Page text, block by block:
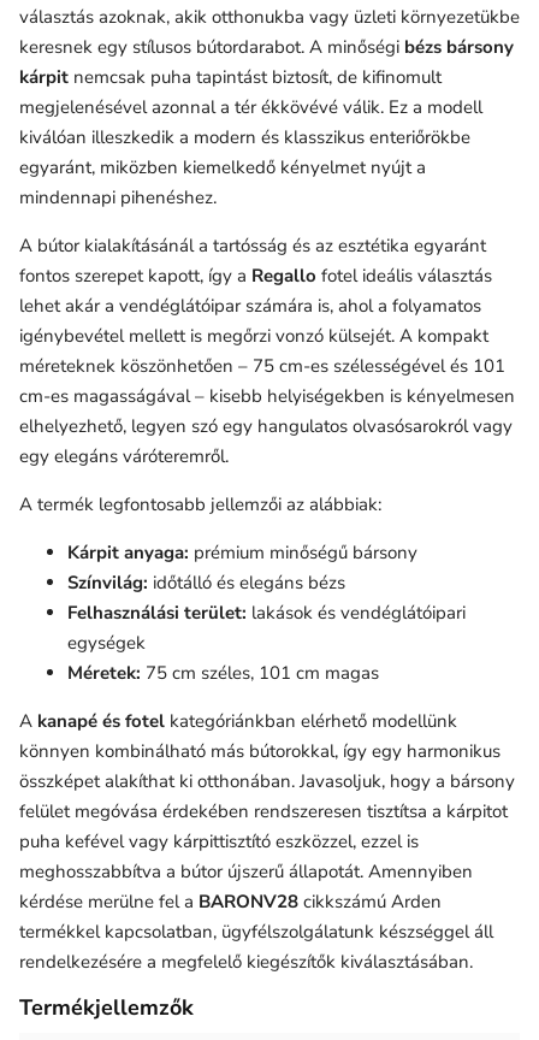
választás azoknak, akik otthonukba vagy üzleti környezetükbe
keresnek egy stílusos bútordarabot. A minőségi bézs bársony
kárpit nemcsak puha tapintást biztosít, de kifinomult
megjelenésével azonnal a tér ékkövévé válik. Ez a modell
kiválóan illeszkedik a modern és klasszikus enteriőrökbe
egyaránt, miközben kiemelkedő kényelmet nyújt a
mindennapi pihenéshez.
A bútor kialakításánál a tartósság és az esztétika egyaránt
fontos szerepet kapott, így a Regallo fotel ideális választás
lehet akár a vendéglátóipar számára is, ahol a folyamatos
igénybevétel mellett is megőrzi vonzó külsejét. A kompakt
méreteknek köszönhetően – 75 cm-es szélességével és 101
cm-es magasságával – kisebb helyiségekben is kényelmesen
elhelyezhető, legyen szó egy hangulatos olvasósarokról vagy
egy elegáns váróteremről.
A termék legfontosabb jellemzői az alábbiak:
Kárpit anyaga: prémium minőségű bársony
Színvilág: időtálló és elegáns bézs
Felhasználási terület: lakások és vendéglátóipari
egységek
Méretek: 75 cm széles, 101 cm magas
A kanapé és fotel kategóriánkban elérhető modellünk
könnyen kombinálható más bútorokkal, így egy harmonikus
összképet alakíthat ki otthonában. Javasoljuk, hogy a bársony
felület megóvása érdekében rendszeresen tisztítsa a kárpitot
puha kefével vagy kárpittisztító eszközzel, ezzel is
meghosszabbítva a bútor újszerű állapotát. Amennyiben
kérdése merülne fel a BARONV28 cikkszámú Arden
termékkel kapcsolatban, ügyfélszolgálatunk készséggel áll
rendelkezésére a megfelelő kiegészítők kiválasztásában.
Termékjellemzők